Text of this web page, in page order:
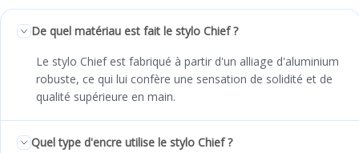
De quel matériau est fait le stylo Chief ?
Le stylo Chief est fabriqué à partir d'un alliage d'aluminium
robuste, ce qui lui confère une sensation de solidité et de
qualité supérieure en main.
Quel type d'encre utilise le stylo Chief ?